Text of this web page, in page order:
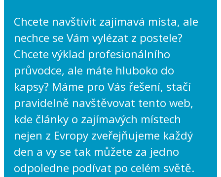
Chcete navštívit zajímavá místa, ale
nechce se Vám vylézat z postele?
Chcete výklad profesionálního
průvodce, ale máte hluboko do
kapsy? Máme pro Vás řešení, stačí
pravidelně navštěvovat tento web,
kde články o zajímavých místech
nejen z Evropy zveřejňujeme každý
den a vy se tak můžete za jedno
odpoledne podívat po celém světě.